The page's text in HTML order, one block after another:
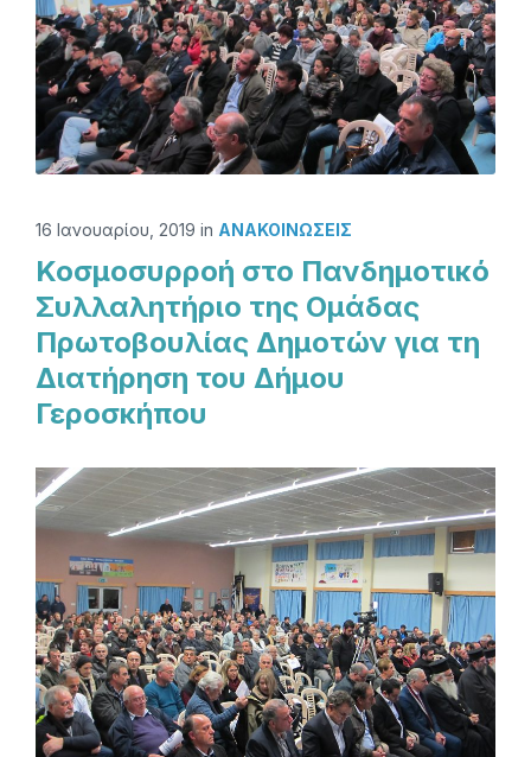
16 Ιανουαρίου, 2019 in ΑΝΑΚΟΙΝΏΣΕΙΣ
Κοσμοσυρροή στο Πανδημοτικό
Συλλαλητήριο της Ομάδας
Πρωτοβουλίας Δημοτών για τη
Διατήρηση του Δήμου
Γεροσκήπου